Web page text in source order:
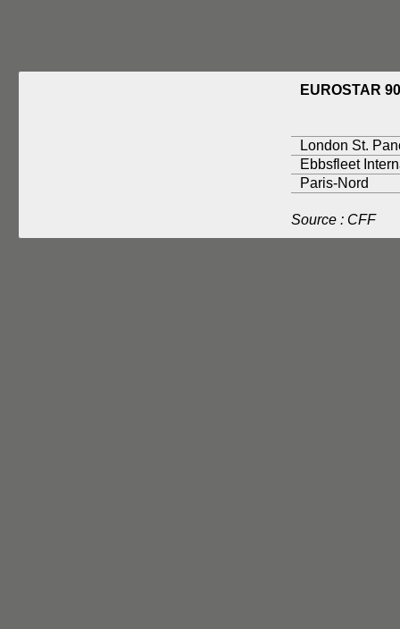
EUROSTAR
London St.
Ebbsfleet
Paris-Nord
Source : CFF